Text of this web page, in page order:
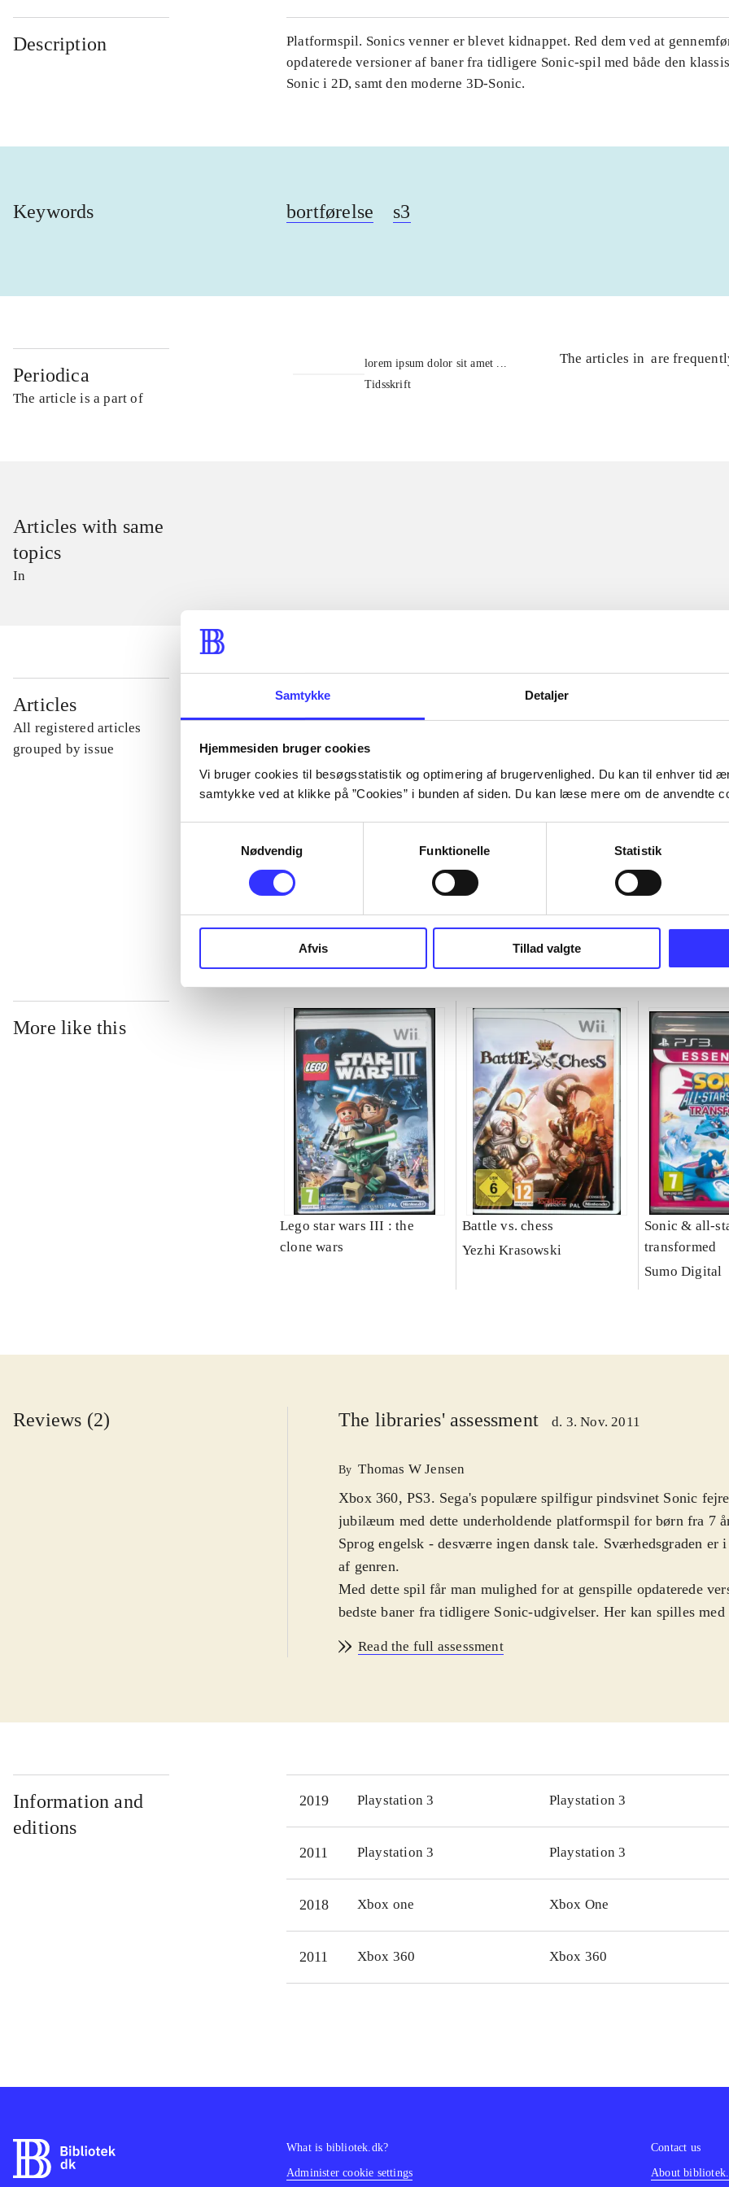
Samtykke Detaljer
Hjemmesiden bruger cookies
Vi bruger cookies til besøgsstatistik og optimering af brugervenlighed. Du kan til enhver tid
samtykke ved at klikke på ”Cookies” i bunden af siden. Du kan læse mere om de anvendte
Nødvendig
Funktionelle Statistik
Afvis Tillad valgte
Description
Platformspil. Sonics venner er blevet kidnappet. Red dem ved at
opdaterede versioner af baner fra tidligere Sonic-spil med både den
Sonic i 2D, samt den moderne 3D-Sonic.
Keywords bortførelse s3
Periodica
The article is a part of
lorem ipsum dolor sit amet ...
Tidsskrift
The articles in are
Articles with same
topics
In
Articles
All registered articles
grouped by issue
...
...
...
...
More like this
Lego star wars III : the
clone wars
Battle vs. chess
Yezhi Krasowski
Sonic & all-
transformed
Sumo Digital
Reviews (2) The libraries' assessment d. 3. Nov. 2011
By Thomas W Jensen
Xbox 360, PS3. Sega's populære spilfigur pindsvinet Sonic
jubilæum med dette underholdende platformspil for børn fra 7
Sprog engelsk - desværre ingen dansk tale. Sværhedsgraden er
af genren.
Med dette spil får man mulighed for at genspille opdaterede
bedste baner fra tidligere Sonic-udgivelser. Her kan spilles med
selvfølgelig er i 3D. En historie om Sonic's venner, der
avancerede. Der er mange smut- og omveje, så man oplever
åbning af diverse småspil - Challenges - og Boss-battles. De
undervejs kan bruges til at opgradere Sonics
Vælger man at spille med den moderne Sonic er
forskel på versionerne til de to konsoltyper.
Spillet kan sammenlignes med nogle af de nyere Super Mario-
Sonic generations er et charmerende platformsspil. Spillet er
Read the full assessment
Information and
editions
2019 Playstation 3 Playstation 3
2011 Playstation 3 Playstation 3
2018 Xbox one Xbox One
2011 Xbox 360 Xbox 360
What is bibliotek.dk?
Administer cookie settings
Contact us
About